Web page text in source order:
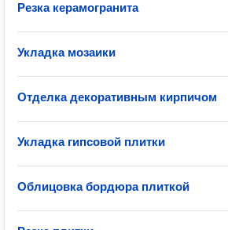
Резка керамогранита
Укладка мозаики
Отделка декоративным кирпичом
Укладка гипсовой плитки
Облицовка бордюра плиткой